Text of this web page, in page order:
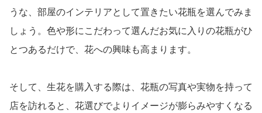
うな、部屋のインテリアとして置きたい花瓶を選んでみま
しょう。色や形にこだわって選んだお気に入りの花瓶がひ
とつあるだけで、花への興味も高まります。
そして、生花を購入する際は、花瓶の写真や実物を持って
店を訪れると、花選びでよりイメージが膨らみやすくなる